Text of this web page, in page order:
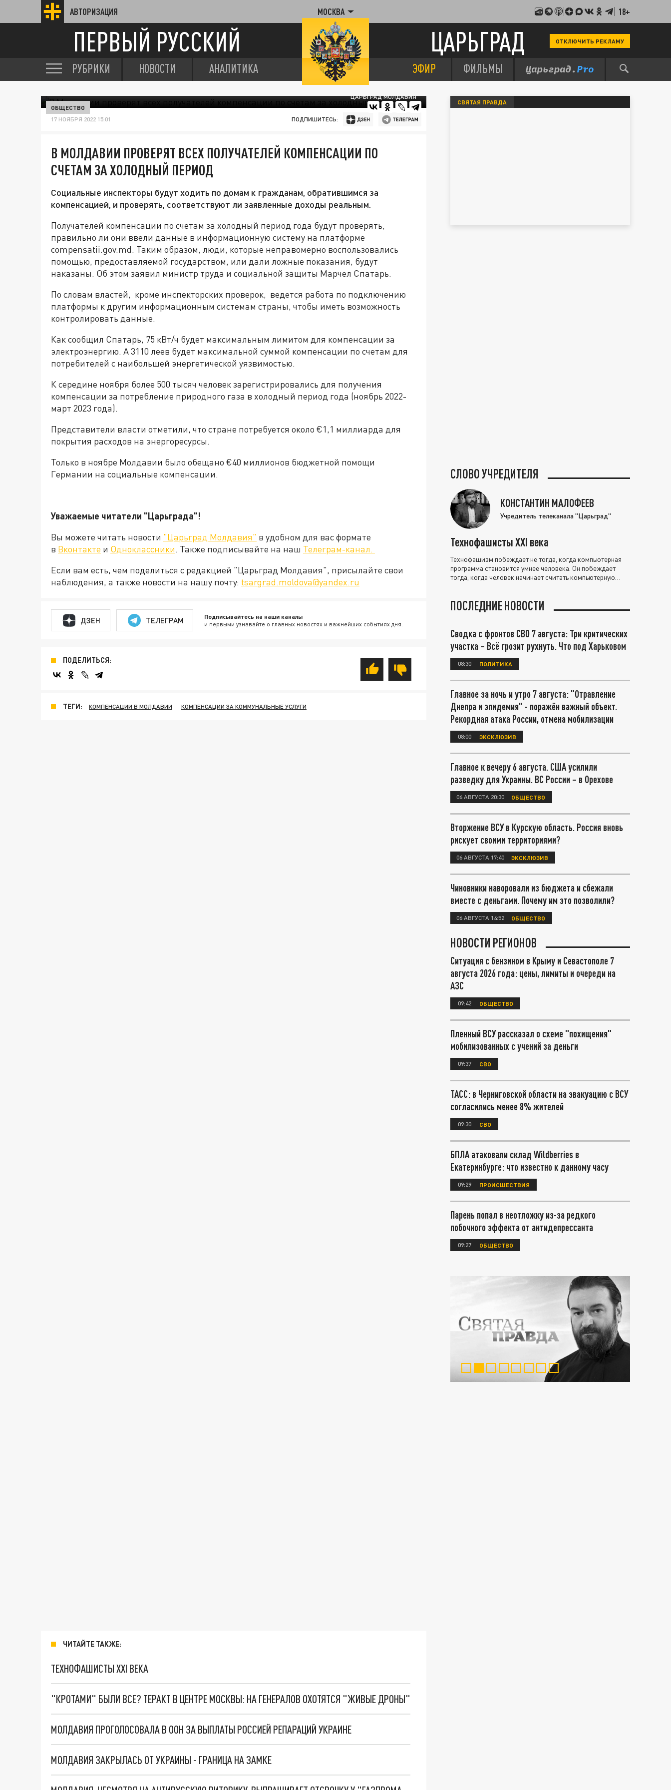
АВТОРИЗАЦИЯ МОСКВА 18+
ПЕРВЫЙ РУССКИЙ ЦАРЬГРАД ОТКЛЮЧИТЬ РЕКЛАМУ
РУБРИКИ НОВОСТИ АНАЛИТИКА ЭФИР ФИЛЬМЫ
ЦАРЬГРАД МОЛДАВИЯ
ОБЩЕСТВО
17 НОЯБРЯ 2022 15:01 ПОДПИШИТЕСЬ:
В МОЛДАВИИ ПРОВЕРЯТ ВСЕХ ПОЛУЧАТЕЛЕЙ КОМПЕНСАЦИИ ПО
СЧЕТАМ ЗА ХОЛОДНЫЙ ПЕРИОД
Социальные инспекторы будут ходить по домам к гражданам, обратившимся за
компенсацией, и проверять, соответствуют ли заявленные доходы реальным.
Получателей компенсации по счетам за холодный период года будут проверять,
правильно ли они ввели данные в информационную систему на платформе
compensatii.gov.md. Таким образом, люди, которые неправомерно воспользовались
помощью, предоставляемой государством, или дали ложные показания, будут
наказаны. Об этом заявил министр труда и социальной защиты Марчел Спатарь.
По словам властей, кроме инспекторских проверок, ведется работа по подключению
платформы к другим информационным системам страны, чтобы иметь возможность
контролировать данные.
Как сообщил Спатарь, 75 кВт/ч будет максимальным лимитом для компенсации за
электроэнергию. А 3110 леев будет максимальной суммой компенсации по счетам для
потребителей с наибольшей энергетической уязвимостью.
К середине ноября более 500 тысяч человек зарегистрировались для получения
компенсации за потребление природного газа в холодный период года (ноябрь 2022-
март 2023 года).
Представители власти отметили, что стране потребуется около €1,1 миллиарда для
покрытия расходов на энергоресурсы.
Только в ноябре Молдавии было обещано €40 миллионов бюджетной помощи
Германии на социальные компенсации.
Уважаемые читатели "Царьграда"!
Вы можете читать новости "Царьград Молдавия" в удобном для вас формате
в Вконтакте и Одноклассники. Также подписывайте на наш Телеграм-канал.
Если вам есть, чем поделиться с редакцией "Царьград Молдавия", присылайте свои
наблюдения, а также новости на нашу почту: tsargrad.moldova@yandex.ru
ДЗЕН ТЕЛЕГРАМ Подписывайтесь на наши каналы
и первыми узнавайте о главных новостях и важнейших событиях дня.
ПОДЕЛИТЬСЯ:
ТЕГИ: КОМПЕНСАЦИИ В МОЛДАВИИ КОМПЕНСАЦИИ ЗА КОММУНАЛЬНЫЕ УСЛУГИ
ЧИТАЙТЕ ТАКЖЕ:
ТЕХНОФАШИСТЫ XXI ВЕКА
"КРОТАМИ" БЫЛИ ВСЕ? ТЕРАКТ В ЦЕНТРЕ МОСКВЫ: НА ГЕНЕРАЛОВ ОХОТЯТСЯ "ЖИВЫЕ ДРОНЫ"
МОЛДАВИЯ ПРОГОЛОСОВАЛА В ООН ЗА ВЫПЛАТЫ РОССИЕЙ РЕПАРАЦИЙ УКРАИНЕ
МОЛДАВИЯ ЗАКРЫЛАСЬ ОТ УКРАИНЫ - ГРАНИЦА НА ЗАМКЕ
СВЯТАЯ ПРАВДА
СЛОВО УЧРЕДИТЕЛЯ
КОНСТАНТИН МАЛОФЕЕВ
Учредитель телеканала "Царьград"
Технофашисты XXI века
Технофашизм побеждает не тогда, когда компьютерная
программа становится умнее человека. Он побеждает
тогда, когда человек начинает считать компьютерную
ПОСЛЕДНИЕ НОВОСТИ
Сводка с фронтов СВО 7 августа: Три критических
участка – Всё грозит рухнуть. Что под Харьковом
08:30 ПОЛИТИКА
Главное за ночь и утро 7 августа: "Отравление
Днепра и эпидемия" - поражён важный объект.
Рекордная атака России, отмена мобилизации
08:00 ЭКСКЛЮЗИВ
Главное к вечеру 6 августа. США усилили
разведку для Украины. ВС России – в Орехове
06 АВГУСТА 20:30 ОБЩЕСТВО
Вторжение ВСУ в Курскую область. Россия вновь
рискует своими территориями?
06 АВГУСТА 17:40 ЭКСКЛЮЗИВ
Чиновники наворовали из бюджета и сбежали
вместе с деньгами. Почему им это позволили?
06 АВГУСТА 14:52 ОБЩЕСТВО
НОВОСТИ РЕГИОНОВ
Ситуация с бензином в Крыму и Севастополе 7
августа 2026 года: цены, лимиты и очереди на
АЗС
09:42 ОБЩЕСТВО
Пленный ВСУ рассказал о схеме "похищения"
мобилизованных с учений за деньги
09:37 СВО
ТАСС: в Черниговской области на эвакуацию с ВСУ
согласились менее 8% жителей
09:30 СВО
БПЛА атаковали склад Wildberries в
Екатеринбурге: что известно к данному часу
09:29 ПРОИСШЕСТВИЯ
Парень попал в неотложку из-за редкого
побочного эффекта от антидепрессанта
09:27 ОБЩЕСТВО